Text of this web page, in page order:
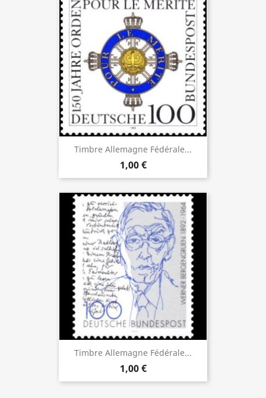
Timbre Allemagne Fédérale...
1,00 €
Timbre Allemagne Fédérale...
1,00 €